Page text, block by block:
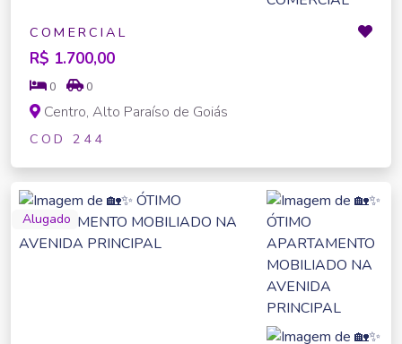
COMERCIAL
R$ 1.700,00
0 0
Centro, Alto Paraíso de Goiás
COD 244
Alugado